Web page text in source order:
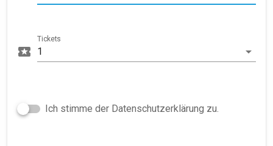
Tickets
1
Ich stimme der Datenschutzerklärung zu.